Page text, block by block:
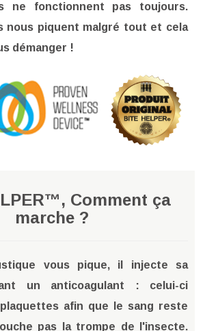
ne fonctionnent pas toujours.
nous piquent malgré tout et cela
démanger !
Comment ça
marche ?
vous pique, il injecte sa
un anticoagulant : celui-ci
afin que le sang reste
pas la trompe de l'insecte.